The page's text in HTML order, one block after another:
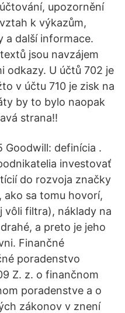
upozornění
k výkazům,
a další informace.
jsou navzájem
odkazy. U účtů 702 je
v účtu 710 je zisk na
by to bylo naopak
strana!!
Goodwill: definícia .
investovať
do rozvoja značky
ako sa tomu hovorí,
vôli filtra), náklady na
a preto je jeho
Finančné
poradenstvo
Z. z. o finančnom
poradenstve a o
zákonov v znení